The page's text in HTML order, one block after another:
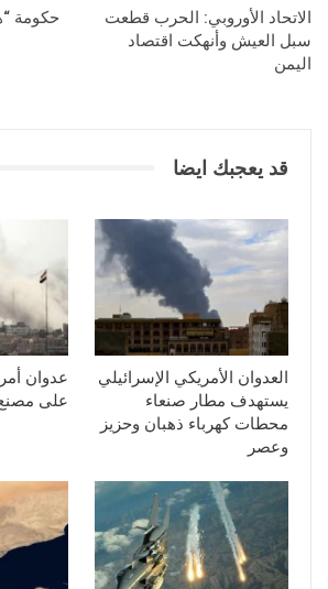
الاتحاد الأوروبي: الحرب قطعت
سبل العيش وأنهكت اقتصاد
اليمن
قد يعجبك ايضا
العدوان الأمريكي الإسرائيلي
يستهدف مطار صنعاء
محطات كهرباء ذهبان وحزيز
وعصر
عدوان
على